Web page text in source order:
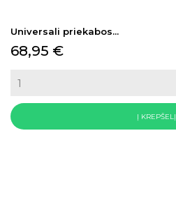
Universali priekabos...
Kaina
68,95 €
Į KREPŠELĮ